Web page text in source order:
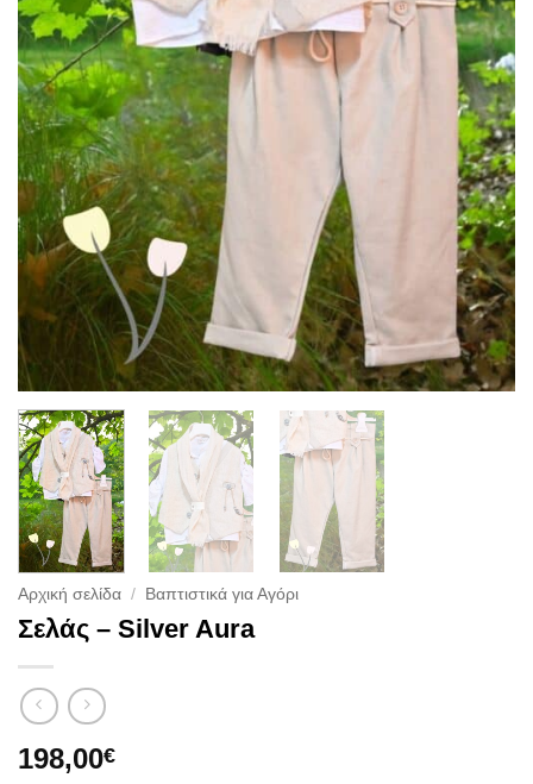
Αρχική σελίδα / Βαπτιστικά για Αγόρι
Σελάς – Silver Aura
198,00€